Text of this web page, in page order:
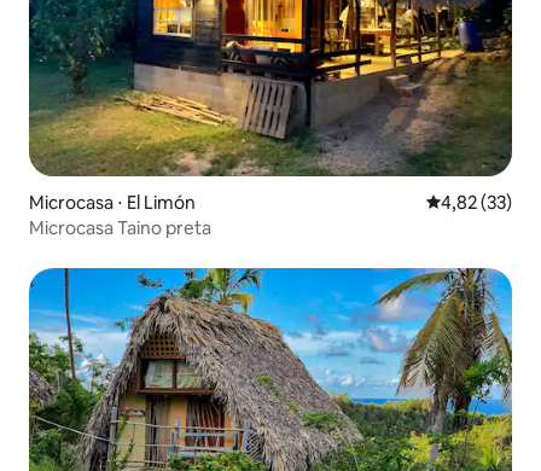
Microcasa ⋅ El Limón 4,82 de uma
4,82 (33)
Microcasa Taino preta